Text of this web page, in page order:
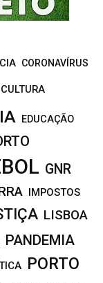
CORONAVÍRUS
CULTURA
EDUCAÇÃO
GNR
IMPOSTOS
LISBOA
PANDEMIA
PORTO